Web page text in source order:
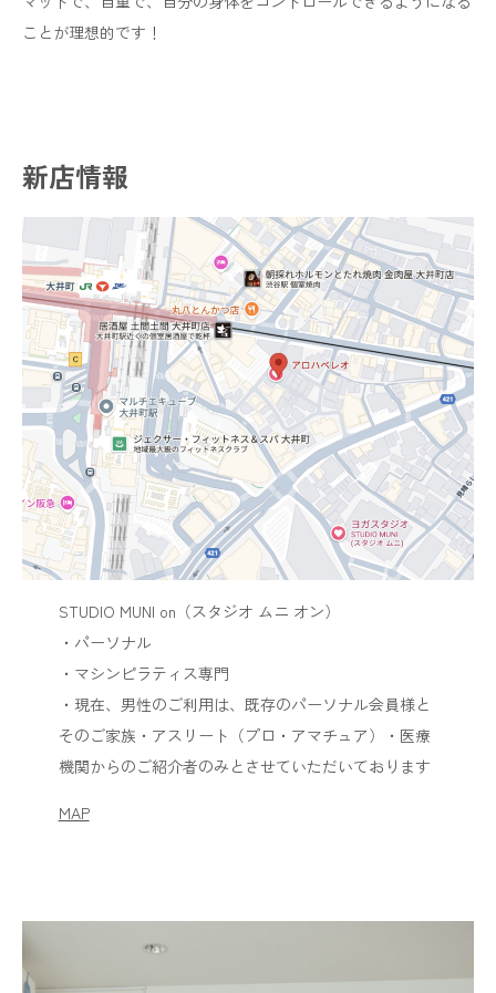
ことが理想的です！
新店情報
STUDIO MUNI on（スタジオ ムニ オン）
・パーソナル
・マシンピラティス専門
・現在、男性のご利用は、既存のパーソナル会員様と
そのご家族・アスリート（プロ・アマチュア）・医療
機関からのご紹介者のみとさせていただいております
MAP